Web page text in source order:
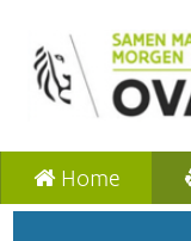
Home